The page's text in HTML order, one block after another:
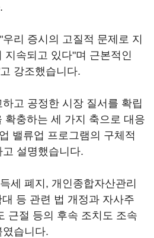
리 증시의 고질적 문제로 지
지속되고 있다"며 근본적인
강조했습니다.
고 공정한 시장 질서를 확립
확충하는 세 가지 축으로 대응
밸류업 프로그램의 구체적
설명했습니다.
세 폐지, 개인종합자산관리
등 관련 법 개정과 자사주
근절 등의 후속 조치도 조속
습니다.